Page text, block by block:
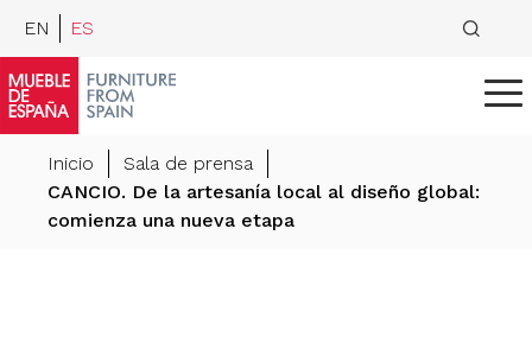
EN ES
Inicio
Sala de prensa
CANCIO. De la artesanía local al diseño global:
comienza una nueva etapa